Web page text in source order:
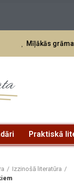
Mīļākās
Praktiskā
Izzinošā literatūra